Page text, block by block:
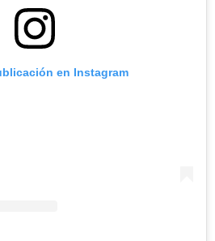
en Instagram